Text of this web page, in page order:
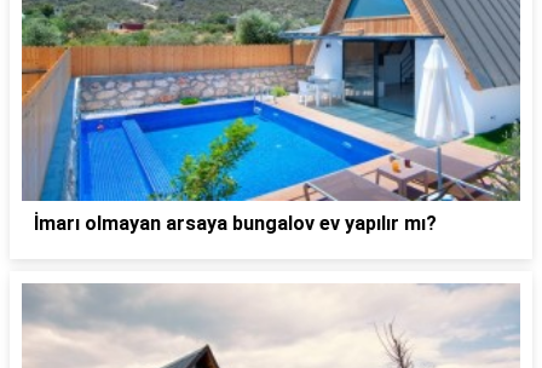
İmarı olmayan arsaya bungalov ev yapılır mı?